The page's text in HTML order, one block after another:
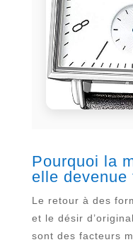
Pourquoi la
elle devenue
Le retour à des
et le désir
sont des facteurs